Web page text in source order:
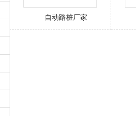
自动路桩厂家